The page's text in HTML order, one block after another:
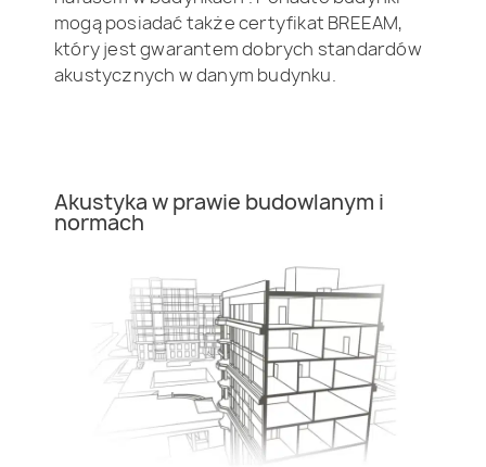
mogą posiadać także certyfikat BREEAM,
który jest gwarantem dobrych standardów
akustycznych w danym budynku.
Akustyka w prawie budowlanym i
normach